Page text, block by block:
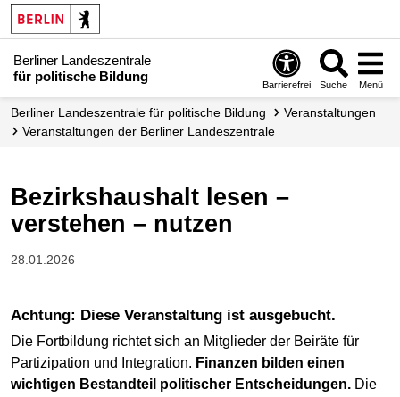
Berliner Landeszentrale
für politische Bildung
Barrierefrei Suche Menü
Berliner Landeszentrale für politische Bildung
Veranstaltungen
Veranstaltungen der Berliner Landes­zentrale
Bezirkshaushalt lesen –
verstehen – nutzen
28.01.2026
Achtung: Diese Veranstaltung ist ausgebucht.
Die Fortbildung richtet sich an Mitglieder der Beiräte für
Partizipation und Integration. Finanzen bilden einen
wichtigen Bestandteil politischer Entscheidungen. Die